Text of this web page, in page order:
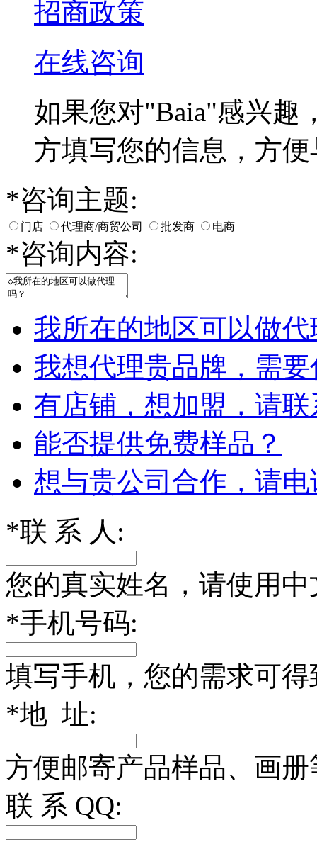
招商政策
在线咨询
如果您对"Baia"感兴趣
方填写您的信息，方
*咨询主题:
门店 代理商/商贸公司 批发商 电商
*咨询内容:
我所在的地区可以做
我想代理贵品牌，需
有店铺，想加盟，请
能否提供免费样品？
想与贵公司合作，请
*联 系 人:
您的真实姓名，请使用中
*手机号码:
填写手机，您的需求可
*地 址:
方便邮寄产品样品、画
联 系 QQ: